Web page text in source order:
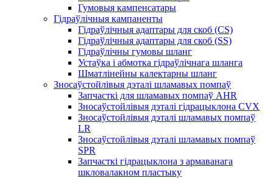
Гумовыя кампенсатары
Гідраўлічныя кампаненты
Гідраўлічныя адаптары для скоб (CS)
Гідраўлічныя адаптары для скоб (SS)
Гідраўлічны гумовы шланг
Устаўка і абмотка гідраўлічнага шланга
Шматлінейны калектарны шланг
Зносаўстойлівыя дэталі шламавых помпаў
Запчасткі для шламавых помпаў AHR
Зносаўстойлівыя дэталі гідрацыклона CVX
Зносаўстойлівыя дэталі шламавых помпаў
LR
Зносаўстойлівыя дэталі шламавых помпаў
SPR
Запчасткі гідрацыклона з армаванага
шкловалакном пластыку